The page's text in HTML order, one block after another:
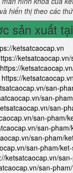
hiển thị theo các
sản xuất
ketsatcaocap.vn
https://
https://
san-
san-
san-
san-pham/
san-
san-pham/
san-pham/
ketsatcaocap.vn/
san-